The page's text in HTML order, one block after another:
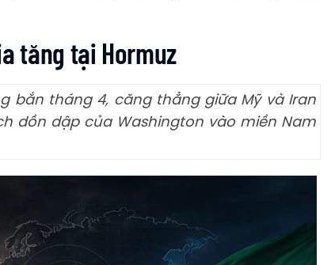
tăng tại Hormuz
bắn tháng 4, căng thẳng giữa Mỹ và Iran
dồn dập của Washington vào miền Nam